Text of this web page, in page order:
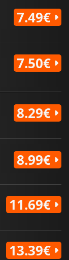
7.49€
7.50€
8.29€
8.99€
11.69€
13.39€